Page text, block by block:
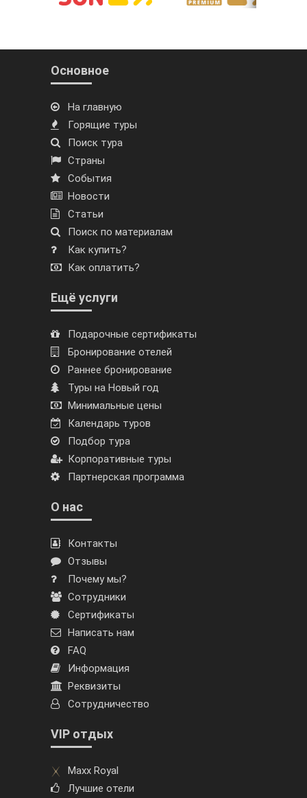
Основное
На главную
Горящие туры
Поиск тура
Страны
События
Новости
Статьи
Поиск по материалам
Как купить?
Как оплатить?
Ещё услуги
Подарочные сертификаты
Бронирование отелей
Раннее бронирование
Туры на Новый год
Минимальные цены
Календарь туров
Подбор тура
Корпоративные туры
Партнерская программа
О нас
Контакты
Отзывы
Почему мы?
Сотрудники
Сертификаты
Написать нам
FAQ
Информация
Реквизиты
Сотрудничество
VIP отдых
Maxx Royal
Лучшие отели